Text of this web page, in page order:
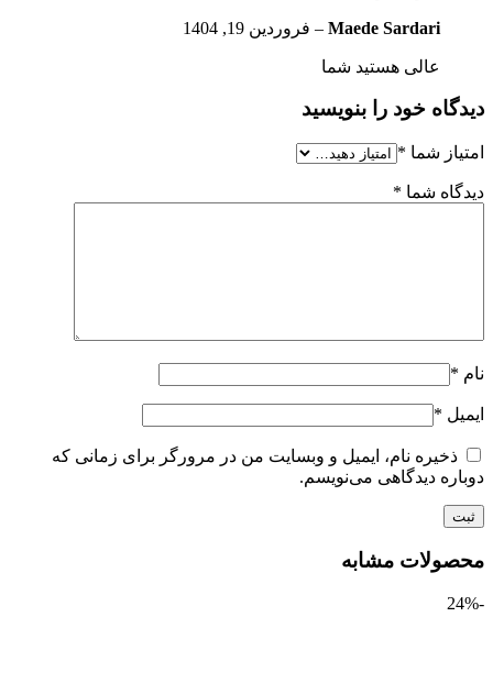
Maede Sardari
– فروردین 19, 1404
عالی هستید شما
خود را بنویسید
شما *
شما *
*
ذخیره نام، ایمیل و وبسایت من در مرورگر برای زمانی که
دیدگاهی می‌نویسم.
مشابه